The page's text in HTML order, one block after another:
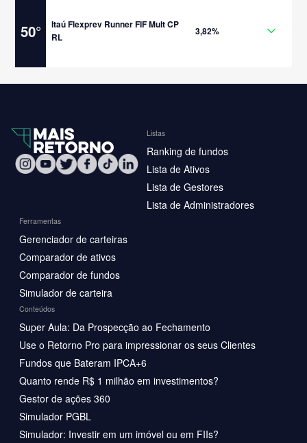
50°
Itaú Flexprev Runner FIF Mult CP
RL
3,82%
Listas
Ranking de fundos
Lista de Ativos
Lista de Gestores
Lista de Administradores
Ferramentas
Gerenciador de carteiras
Comparador de ativos
Comparador de fundos
Simulador de carteira
Conteúdos
Super Aula: Da Prospecção ao Fechamento
Use o Retorno Pro para impressionar os seus Clientes
Fundos que Bateram IPCA+6
Quanto rende R$ 1 milhão em investimentos?
Gestor de ações 360
Simulador PGBL
Simulador: Investir em um imóvel ou em FIIs?